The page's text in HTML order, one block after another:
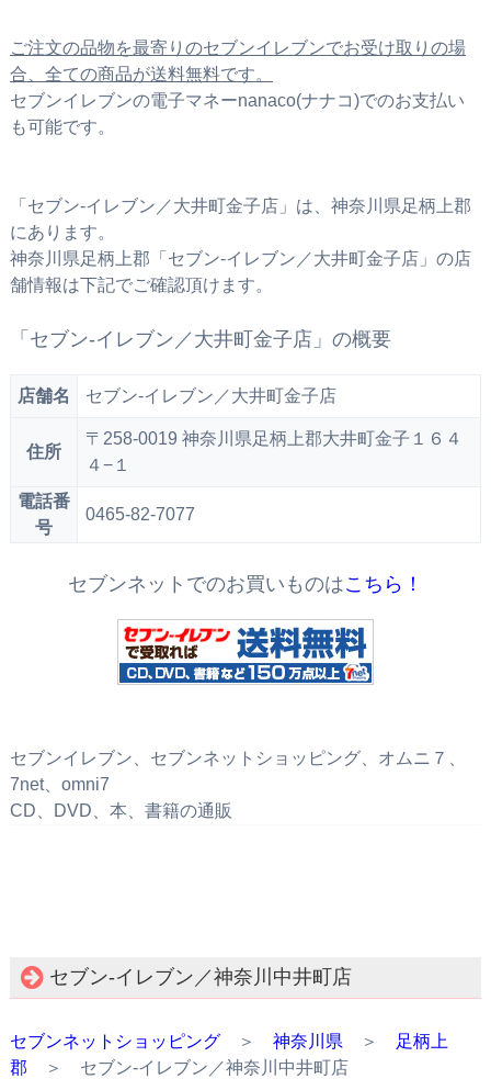
ご注文の品物を最寄りのセブンイレブンでお受け取りの場
合、全ての商品が送料無料です。
セブンイレブンの電子マネーnanaco(ナナコ)でのお支払い
も可能です。
「セブン‐イレブン／大井町金子店」は、神奈川県足柄上郡
にあります。
神奈川県足柄上郡「セブン‐イレブン／大井町金子店」の店
舗情報は下記でご確認頂けます。
「セブン‐イレブン／大井町金子店」の概要
店舗名 セブン‐イレブン／大井町金子店
住所
〒258-0019 神奈川県足柄上郡大井町金子１６４
４−１
電話番
号
0465-82-7077
セブンネットでのお買いものはこちら！
セブンイレブン、セブンネットショッピング、オムニ７、
7net、omni7
CD、DVD、本、書籍の通販
セブン‐イレブン／神奈川中井町店
セブンネットショッピング＞ 神奈川県 ＞
足柄上
郡 ＞ セブン‐イレブン／神奈川中井町店